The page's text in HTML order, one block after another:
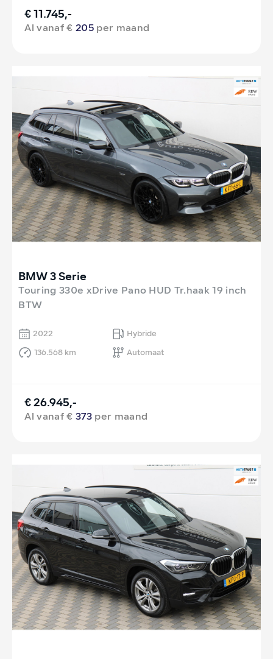
€ 11.745,-
Al vanaf €205 per maand
BMW 3 Serie
Touring 330e xDrive Pano HUD Tr.haak 19 inch
BTW
2022
Hybride
136.568 km
Automaat
€ 26.945,-
Al vanaf €373 per maand